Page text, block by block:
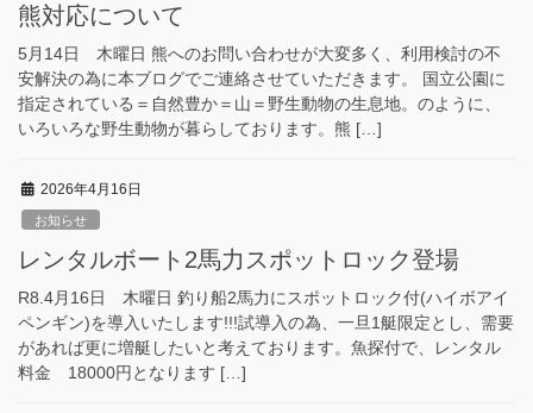
熊対応について
5月14日 木曜日 熊へのお問い合わせが大変多く、利用検討の不
安解決の為に本ブログでご連絡させていただきます。 国立公園に
指定されている＝自然豊か＝山＝野生動物の生息地。のように、
いろいろな野生動物が暮らしております。熊 […]
2026年4月16日
お知らせ
レンタルボート2馬力スポットロック登場
R8.4月16日 木曜日 釣り船2馬力にスポットロック付(ハイボアイ
ペンギン)を導入いたします!!!試導入の為、一旦1艇限定とし、需要
があれば更に増艇したいと考えております。魚探付で、レンタル
料金 18000円となります […]